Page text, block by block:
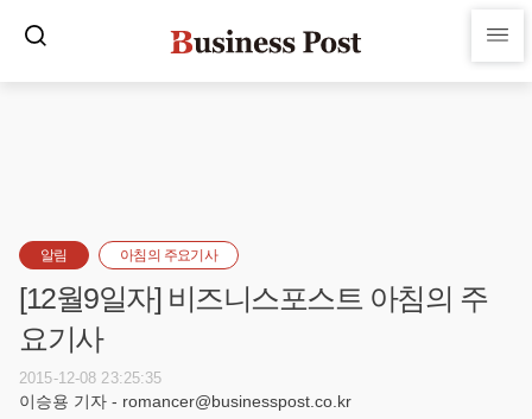
알림 아침의 주요기사
[12월9일자] 비즈니스포스트 아침의 주
요기사
2015-12-08 23:25:35
이승용 기자 - romancer@businesspost.co.kr